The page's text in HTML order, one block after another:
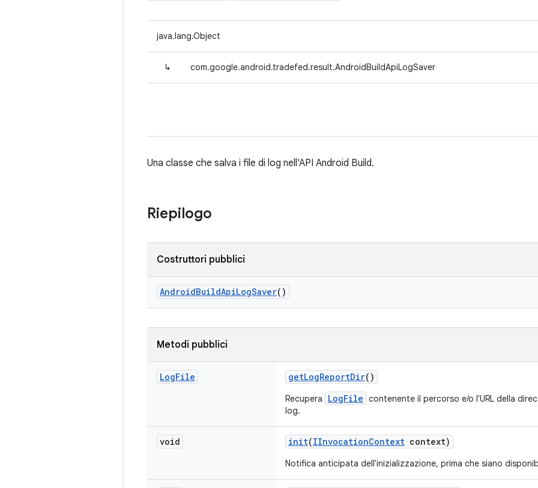
java.lang.Object
↳ com.google.android.tradefed.result.AndroidBuildApiLogSaver
Una classe che salva i file di log nell'API Android Build.
Riepilogo
Costruttori pubblici
AndroidBuildApiLogSaver()
Metodi pubblici
LogFile getLogReportDir()
Recupera LogFile contenente il percorso e/o l'URL della
log.
void init(IInvocationContext context)
Notifica anticipata dell'inizializzazione, prima che siano